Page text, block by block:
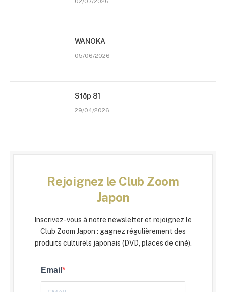
WANOKA
05/06/2026
Stōp 81
29/04/2026
Rejoignez le Club Zoom
Japon
Inscrivez-vous à notre newsletter et rejoignez le
Club Zoom Japon : gagnez régulièrement des
produits culturels japonais (DVD, places de ciné).
Email